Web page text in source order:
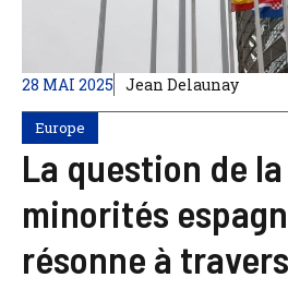
28 MAI 2025 Jean Delaunay
Europe
La question de
minorités
résonne à